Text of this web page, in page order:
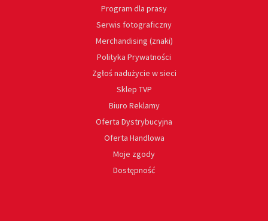
Program dla prasy
Serwis fotograficzny
Merchandising (znaki)
Polityka Prywatności
Zgłoś nadużycie w sieci
Sklep TVP
Biuro Reklamy
Oferta Dystrybucyjna
Oferta Handlowa
Moje zgody
Dostępność